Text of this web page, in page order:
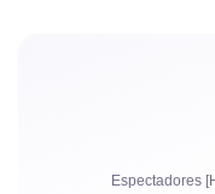
Bits |
Espectadores